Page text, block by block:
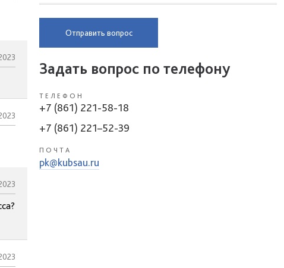
Отправить вопрос
Задать вопрос по телефону
ТЕЛЕФОН
+7 (861) 221-58-18
+7 (861) 221–52-39
ПОЧТА
pk@kubsau.ru